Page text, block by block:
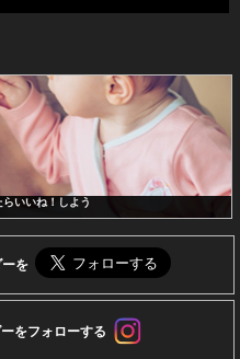
いいね！しよう
を
をフォローする